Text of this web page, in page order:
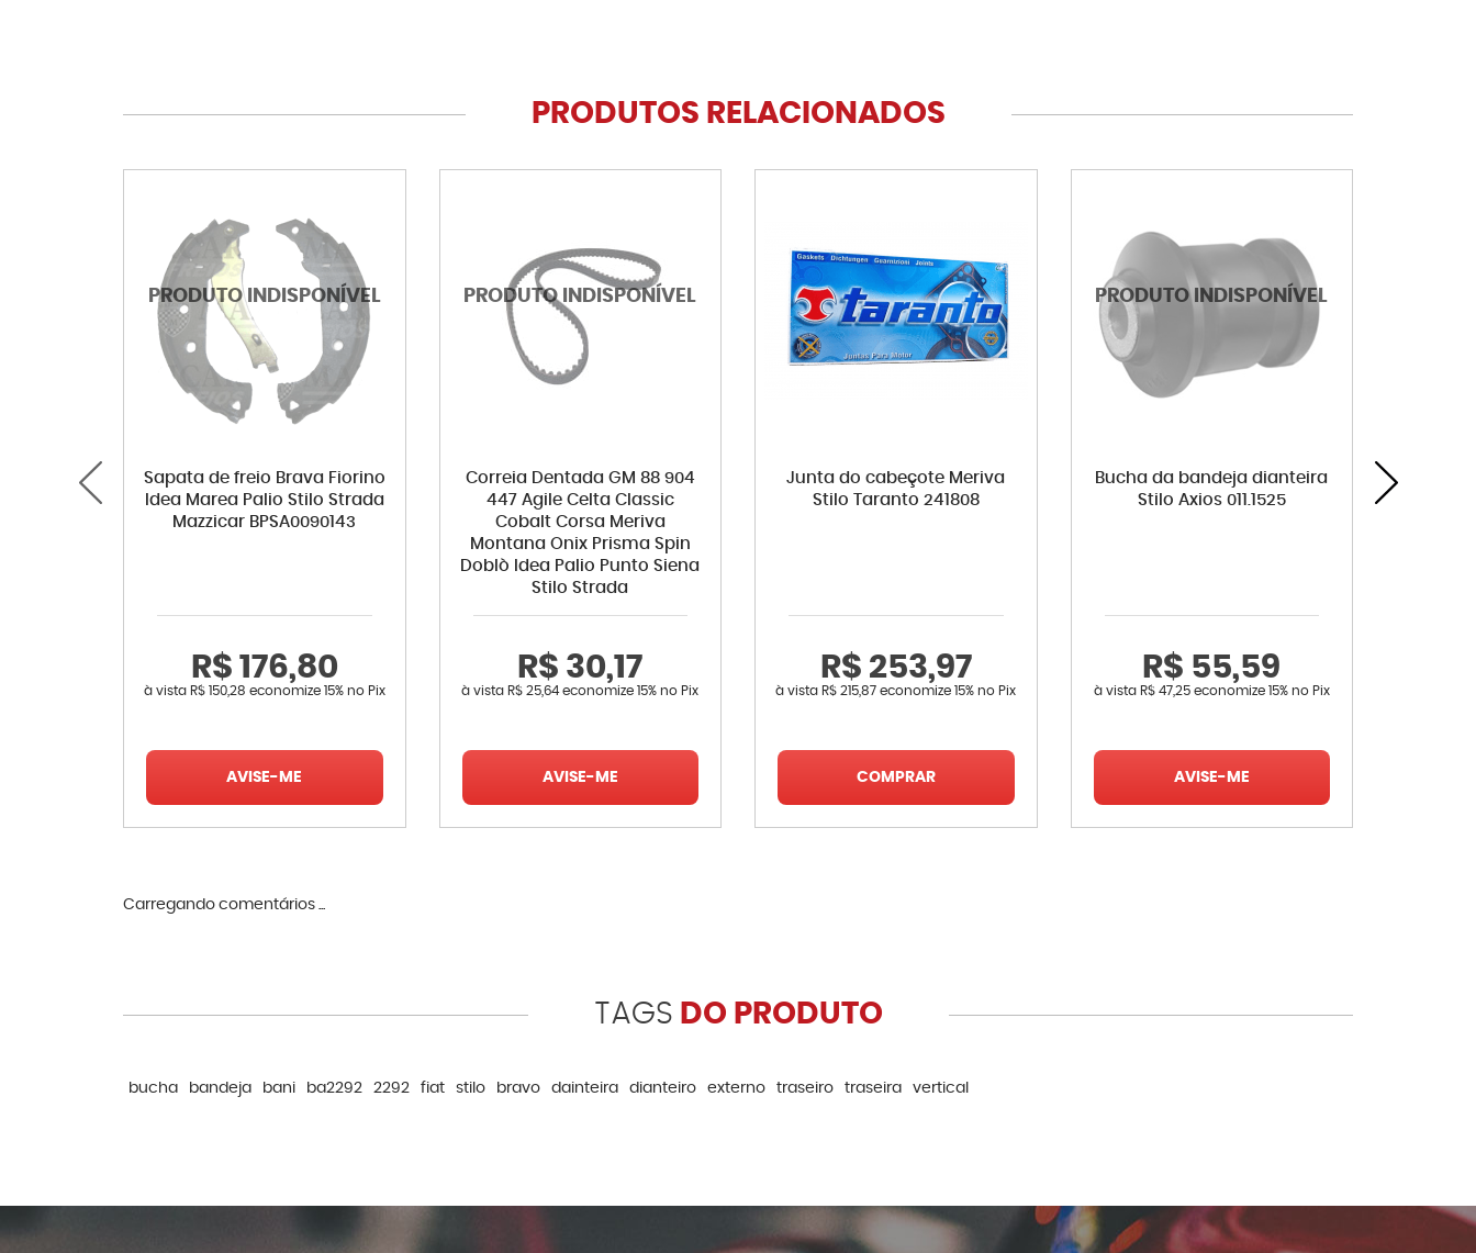
PRODUTOS RELACIONADOS
Sapata de freio Brava Fiorino
Idea Marea Palio Stilo Strada
Mazzicar BPSA0090143
R$ 176,80
à vista R$ 150,28 economize 15% no Pix
AVISE-ME
Correia Dentada GM 88 904
447 Agile Celta Classic
Cobalt Corsa Meriva
Montana Onix Prisma Spin
Doblò Idea Palio Punto Siena
Stilo Strada
R$ 30,17
à vista R$ 25,64economize15% no Pix
AVISE-ME
Junta do cabeçote Meriva
Stilo Taranto 241808
R$ 253,97
à vista R$ 215,87 economize15% no Pix
COMPRAR
Bucha da bandeja dianteira
Stilo Axios 011.1525
R$ 55,59
à vista R$ 47,25economize 15% no Pix
AVISE-ME
Carregando comentários ...
TAGS DO PRODUTO
bucha bandeja bani ba2292 2292 fiat stilo bravo dainteira dianteiro externo traseiro traseira vertical